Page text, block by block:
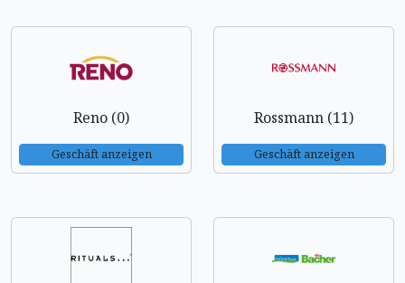
Reno (0)
Geschäft anzeigen
Rossmann (11)
Geschäft anzeigen